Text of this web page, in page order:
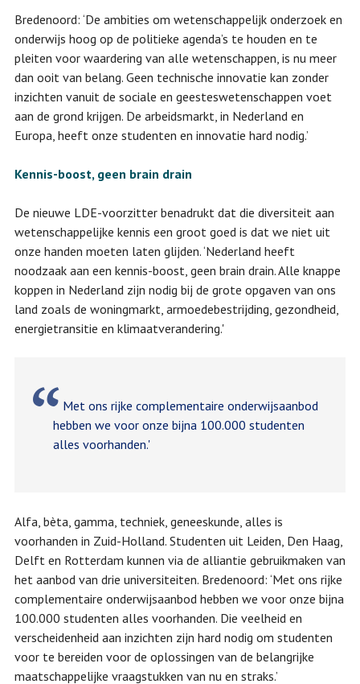
Bredenoord: ‘De ambities om wetenschappelijk onderzoek en
onderwijs hoog op de politieke agenda’s te houden en te
pleiten voor waardering van alle wetenschappen, is nu meer
dan ooit van belang. Geen technische innovatie kan zonder
inzichten vanuit de sociale en geesteswetenschappen voet
aan de grond krijgen. De arbeidsmarkt, in Nederland en
Europa, heeft onze studenten en innovatie hard nodig.’
Kennis-boost, geen brain drain
De nieuwe LDE-voorzitter benadrukt dat die diversiteit aan
wetenschappelijke kennis een groot goed is dat we niet uit
onze handen moeten laten glijden. ‘Nederland heeft
noodzaak aan een kennis-boost, geen brain drain. Alle knappe
koppen in Nederland zijn nodig bij de grote opgaven van ons
land zoals de woningmarkt, armoedebestrijding, gezondheid,
energietransitie en klimaatverandering.'
Met ons rijke complementaire onderwijsaanbod
hebben we voor onze bijna 100.000 studenten
alles voorhanden.'
Alfa, bèta, gamma, techniek, geneeskunde, alles is
voorhanden in Zuid-Holland. Studenten uit Leiden, Den Haag,
Delft en Rotterdam kunnen via de alliantie gebruikmaken van
het aanbod van drie universiteiten. Bredenoord: ‘Met ons rijke
complementaire onderwijsaanbod hebben we voor onze bijna
100.000 studenten alles voorhanden. Die veelheid en
verscheidenheid aan inzichten zijn hard nodig om studenten
voor te bereiden voor de oplossingen van de belangrijke
maatschappelijke vraagstukken van nu en straks.’